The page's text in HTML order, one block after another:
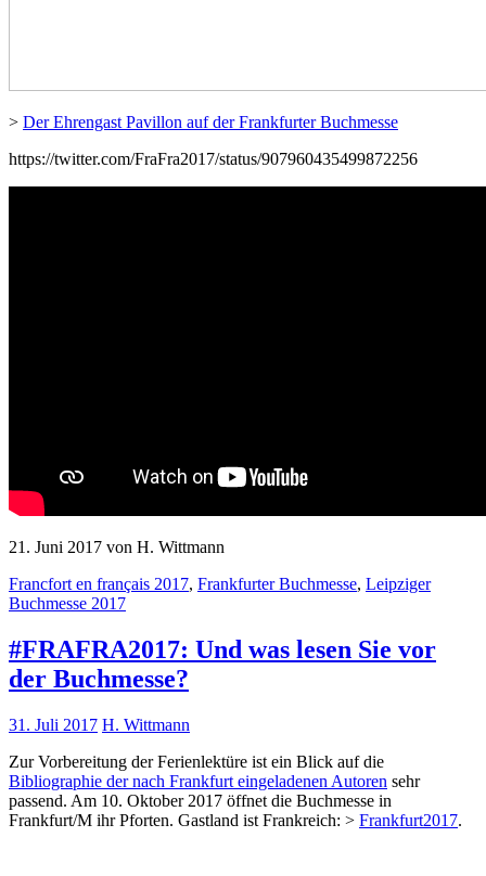
> Der Ehrengast Pavillon auf der Frankfurter Buchmesse
https://twitter.com/FraFra2017/status/907960435499872256
21. Juni 2017 von H. Wittmann
Francfort en français 2017, Frankfurter Buchmesse, Leipziger
Buchmesse 2017
#FRAFRA2017: Und was lesen Sie vor
der Buchmesse?
31. Juli 2017 H. Wittmann
Zur Vorbereitung der Ferienlektüre ist ein Blick auf die
Bibliographie der nach Frankfurt eingeladenen Autoren sehr
passend. Am 10. Oktober 2017 öffnet die Buchmesse in
Frankfurt/M ihr Pforten. Gastland ist Frankreich: > Frankfurt2017.